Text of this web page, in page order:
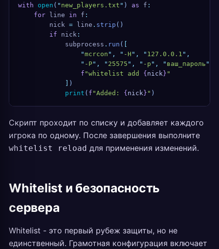
with open ( " new_players.txt " ) as f :
    for
line in f :
        nick
= line . strip ()
        if
nick :
            subprocess
. run (
                "
mcrcon " , " -H " , " 127.0.0.1 " ,
                "
-P" , " 25575 " , " -p " , " ваш_пароль "
                f
"whitelist add { nick } "
)
            print
( f "Added: { nick } " )
Скрипт проходит по списку и добавляет каждого
игрока по одному. После завершения выполните
whitelist reload для применения изменений.
Whitelist и безопасность
сервера
Whitelist - это первый рубеж защиты, но не
единственный. Грамотная конфигурация включает